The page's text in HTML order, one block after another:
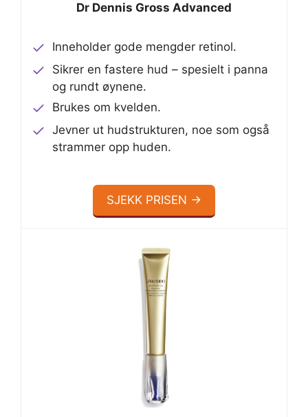
Dr Dennis Gross Advanced
Inneholder gode mengder retinol.
Sikrer en fastere hud – spesielt i panna
og rundt øynene.
Brukes om kvelden.
Jevner ut hudstrukturen, noe som også
strammer opp huden.
SJEKK PRISEN →